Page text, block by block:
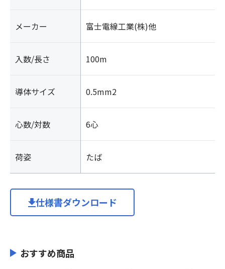
メーカー 富士電線工業(株)他
入数/長さ 100m
導体サイズ 0.5mm2
心数/対数 6心
荷姿 たば
仕様書ダウンロード
おすすめ商品